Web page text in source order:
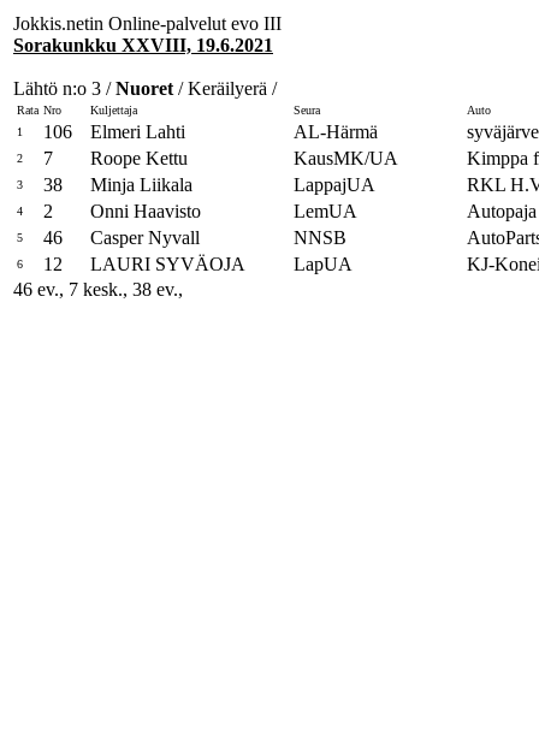
Jokkis.netin Online-palvelut evo III
Sorakunkku XXVIII, 19.6.2021
Lähtö n:o 3 /Nuoret / Keräilyerä /
Rata Nro Kuljettaja Seura
Auto
1
106 Elmeri Lahti AL-Härmä
2 7 Roope Kettu KausMK/UA Kimppa
3 38 Minja Liikala LappajUA RKL
4 2 Onni Haavisto LemUA
5 46 Casper Nyvall NNSB
6 12 LAURI SYVÄOJA LapUA
KJ-
46 ev., 7 kesk., 38 ev.,